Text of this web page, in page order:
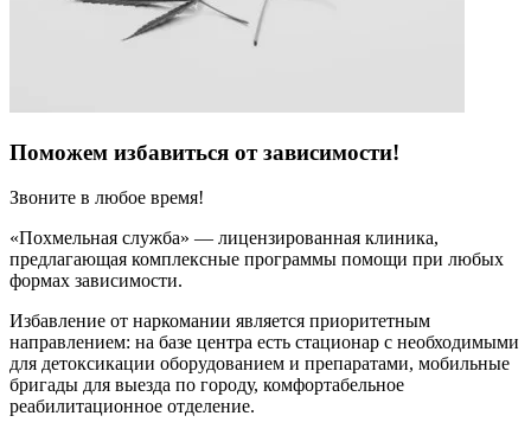
Поможем избавиться от зависимости!
Звоните в любое время!
«Похмельная служба» — лицензированная клиника,
предлагающая комплексные программы помощи при любых
формах зависимости.
Избавление от наркомании является приоритетным
направлением: на базе центра есть стационар с необходимыми
для детоксикации оборудованием и препаратами, мобильные
бригады для выезда по городу, комфортабельное
реабилитационное отделение.